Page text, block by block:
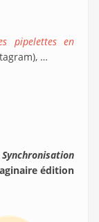
pipelettes en
…
Synchronisation
édition